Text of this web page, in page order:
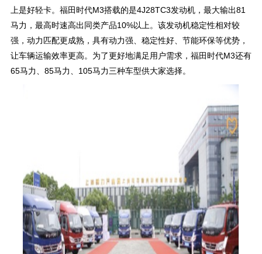
上是好轻卡。福田时代M3搭载的是4J28TC3发动机，最大输出81
马力，最高时速高出同类产品10%以上。该发动机稳定性相对较
强，动力匹配更成熟，具有动力强、稳定性好、节能环保等优势，
让车辆运输效率更高。为了更好地满足用户需求，福田时代M3还有
65马力、85马力、105马力三种车型供大家选择。